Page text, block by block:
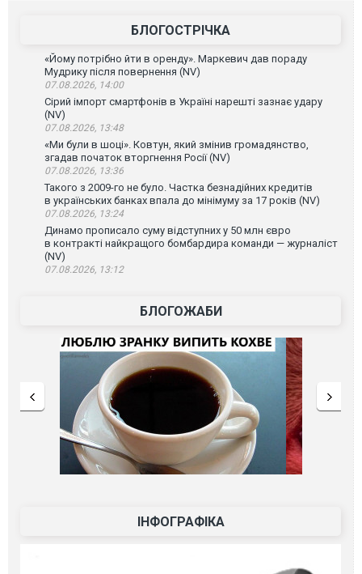
БЛОГОСТРІЧКА
«Йому потрібно йти в оренду». Маркевич дав пораду
Мудрику після повернення (NV)
07.08.2026, 14:00
Сірий імпорт смартфонів в Україні нарешті зазнає удару
(NV)
07.08.2026, 13:48
«Ми були в шоці». Ковтун, який змінив громадянство,
згадав початок вторгнення Росії (NV)
07.08.2026, 13:36
Такого з 2009-го не було. Частка безнадійних кредитів
в українських банках впала до мінімуму за 17 років (NV)
07.08.2026, 13:24
Динамо прописало суму відступних у 50 млн євро
в контракті найкращого бомбардира команди — журналіст
(NV)
07.08.2026, 13:12
БЛОГОЖАБИ
ІНФОГРАФІКА